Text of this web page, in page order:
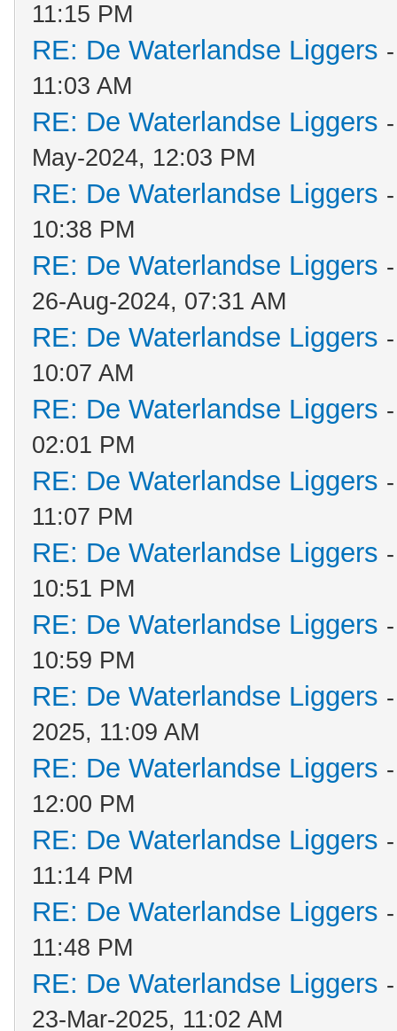
11:15 PM
RE: De Waterlandse Liggers
11:03 AM
RE: De Waterlandse Liggers
May-2024, 12:03 PM
RE: De Waterlandse Liggers
10:38 PM
RE: De Waterlandse Liggers
26-Aug-2024, 07:31 AM
RE: De Waterlandse Liggers
10:07 AM
RE: De Waterlandse Liggers
02:01 PM
RE: De Waterlandse Liggers
11:07 PM
RE: De Waterlandse Liggers
10:51 PM
RE: De Waterlandse Liggers
10:59 PM
RE: De Waterlandse Liggers
2025, 11:09 AM
RE: De Waterlandse Liggers
12:00 PM
RE: De Waterlandse Liggers
11:14 PM
RE: De Waterlandse Liggers
11:48 PM
RE: De Waterlandse Liggers
23-Mar-2025, 11:02 AM